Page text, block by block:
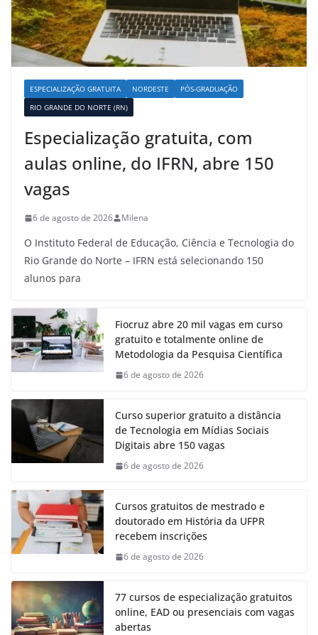
ESPECIALIZAÇÃO GRATUITA NORDESTE
PÓS-GRADUAÇÃO
RIO GRANDE DO NORTE (RN)
Especialização gratuita, com
aulas online, do IFRN, abre 150
vagas
6 de agosto de 2026 Milena
O Instituto Federal de Educação, Ciência e Tecnologia do
Rio Grande do Norte – IFRN está selecionando 150
alunos para
Fiocruz abre 20 mil vagas em curso
gratuito e totalmente online de
Metodologia da Pesquisa Científica
6 de agosto de 2026
Curso superior gratuito a distância
de Tecnologia em Mídias Sociais
Digitais abre 150 vagas
6 de agosto de 2026
Cursos gratuitos de mestrado e
doutorado em História da UFPR
recebem inscrições
6 de agosto de 2026
77 cursos de especialização gratuitos
online, EAD ou presenciais com vagas
abertas